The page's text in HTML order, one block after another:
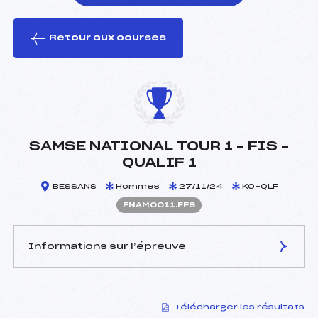
le ski
Retour aux courses
SAMSE NATIONAL TOUR 1 – FIS –
QUALIF 1
BESSANS Hommes 27/11/24 KO-QLF
FNAM0011.FFS
Informations sur l’épreuve
LOCATELLI DOMINIQUE
Télécharger les résultats